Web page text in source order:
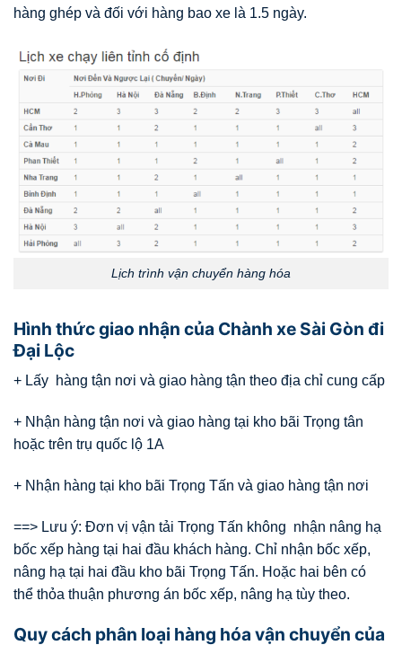
hàng ghép và đối với hàng bao xe là 1.5 ngày.
Lịch trình vận chuyển hàng hóa
Hình thức giao nhận của Chành xe Sài Gòn đi
Đại Lộc
+ Lấy hàng tận nơi và giao hàng tận theo địa chỉ cung cấp
+ Nhận hàng tận nơi và giao hàng tại kho bãi Trọng tân
hoặc trên trụ quốc lộ 1A
+ Nhận hàng tại kho bãi Trọng Tấn và giao hàng tận nơi
==> Lưu ý: Đơn vị vận tải Trọng Tấn không nhận nâng hạ
bốc xếp hàng tại hai đầu khách hàng. Chỉ nhận bốc xếp,
nâng hạ tại hai đầu kho bãi Trọng Tấn. Hoặc hai bên có
thể thỏa thuận phương án bốc xếp, nâng hạ tùy theo.
Quy cách phân loại hàng hóa vận chuyển của